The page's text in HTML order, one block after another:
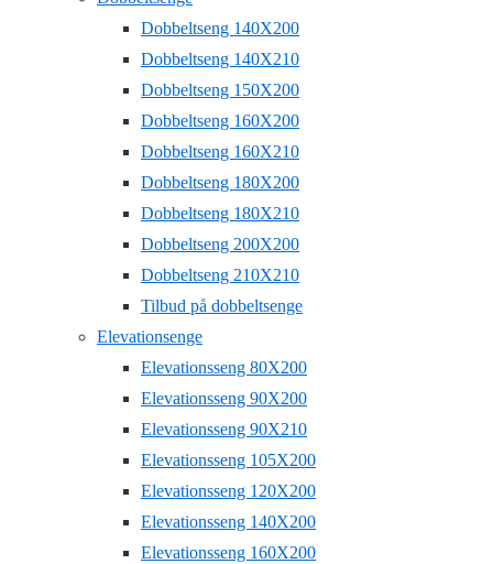
Dobbeltseng 140X200
Dobbeltseng 140X210
Dobbeltseng 150X200
Dobbeltseng 160X200
Dobbeltseng 160X210
Dobbeltseng 180X200
Dobbeltseng 180X210
Dobbeltseng 200X200
Dobbeltseng 210X210
Tilbud på dobbeltsenge
Elevationsenge
Elevationsseng 80X200
Elevationsseng 90X200
Elevationsseng 90X210
Elevationsseng 105X200
Elevationsseng 120X200
Elevationsseng 140X200
Elevationsseng 160X200